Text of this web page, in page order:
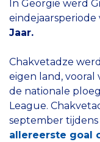
In Georgië werd
Jaar.
Chakvetadze
eigen land, vooral
de nationale
League.
september tijdens
allereerste goal